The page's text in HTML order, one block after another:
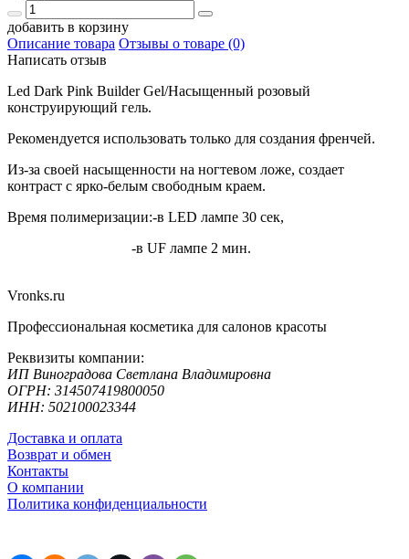
добавить в корзину
Описание товара Отзывы о товаре (0)
Написать отзыв
Led Dark Pink Builder Gel/Насыщенный розовый
конструирующий гель.
Рекомендуется использовать только для создания френчей.
Из-за своей насыщенности на ногтевом ложе, создает
контраст с ярко-белым свободным краем.
Время полимеризации:-в LED лампе 30 сек,
-в UF лампе 2 мин.
Vronks.ru
Профессиональная косметика для салонов красоты
Реквизиты компании:
ИП Виноградова Светлана Владимировна
ОГРН: 314507419800050
ИНН: 502100023344
Доставка и оплата
Возврат и обмен
Контакты
О компании
Политика конфиденциальности